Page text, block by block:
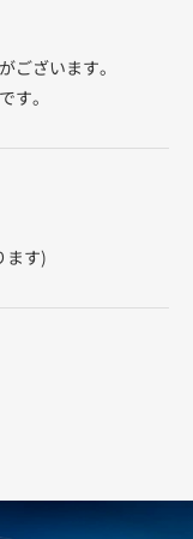
ございます。
す。
ます)